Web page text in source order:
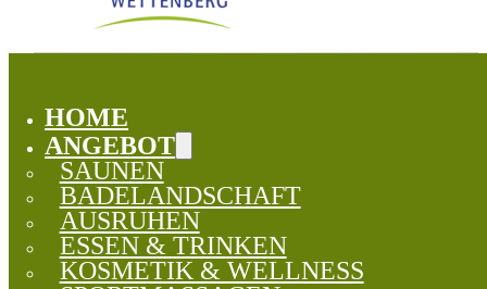
HOME
ANGEBOT
SAUNEN
BADELANDSCHAFT
AUSRUHEN
ESSEN & TRINKEN
KOSMETIK & WELLNESS